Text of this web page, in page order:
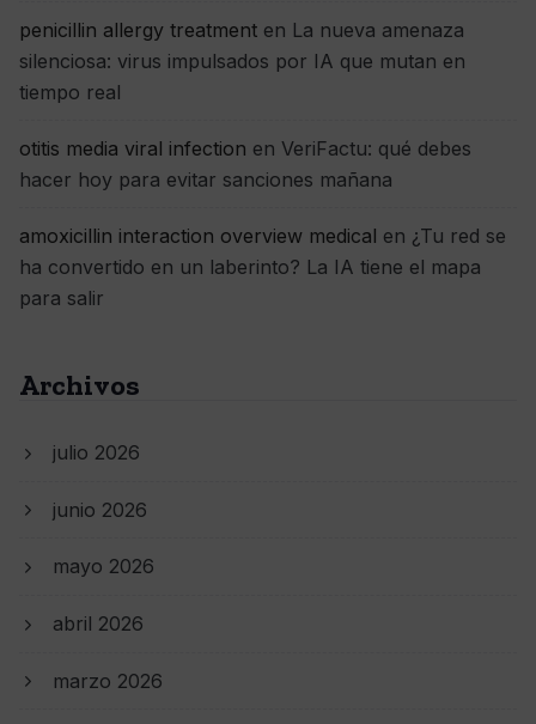
penicillin allergy treatment en La nueva amenaza
silenciosa: virus impulsados por IA que mutan en
tiempo real
otitis media viral infection en VeriFactu: qué debes
hacer hoy para evitar sanciones mañana
amoxicillin interaction overview medical en ¿Tu red se
ha convertido en un laberinto? La IA tiene el mapa
para salir
Archivos
julio 2026
junio 2026
mayo 2026
abril 2026
marzo 2026